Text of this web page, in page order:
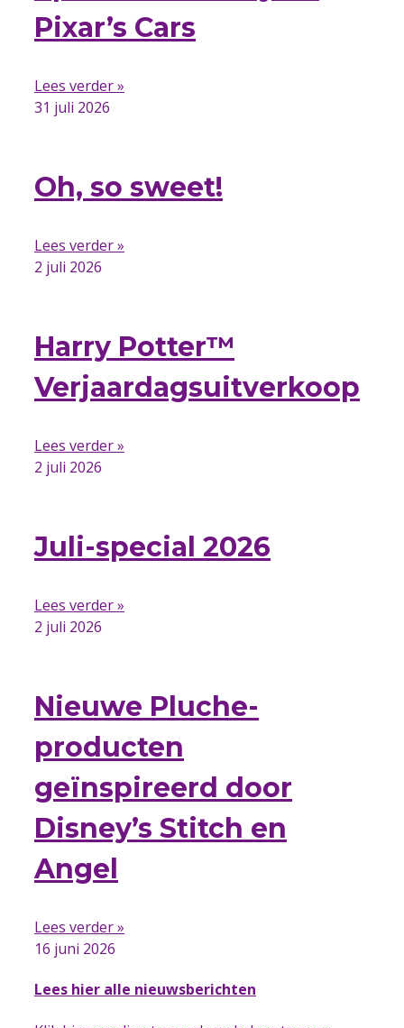
Pixar’s Cars
Lees verder »
31 juli 2026
Oh, so sweet!
Lees verder »
2 juli 2026
Harry Potter™
Verjaardagsuitverkoop
Lees verder »
2 juli 2026
Juli-special 2026
Lees verder »
2 juli 2026
Nieuwe Pluche-
producten
geïnspireerd door
Disney’s Stitch en
Angel
Lees verder »
16 juni 2026
Lees hier alle nieuwsberichten